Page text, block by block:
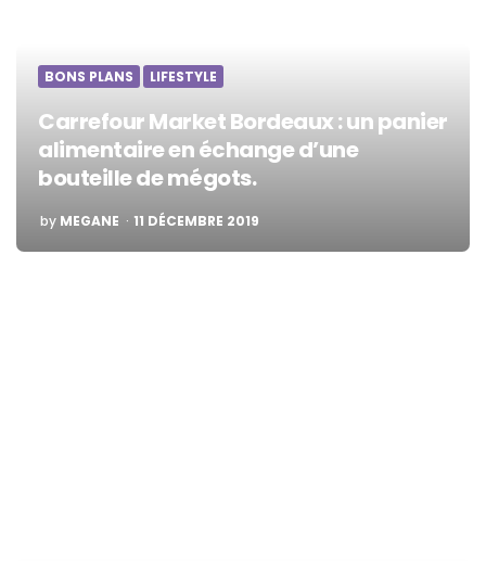
BONS PLANS LIFESTYLE
Carrefour Market Bordeaux : un panier
alimentaire en échange d’une
bouteille de mégots.
POSTED
BY
by MEGANE 11 DÉCEMBRE 2019